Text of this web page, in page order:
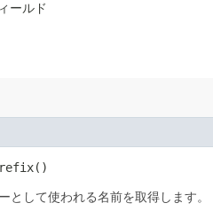
ールド
として使われる名前を取得します。